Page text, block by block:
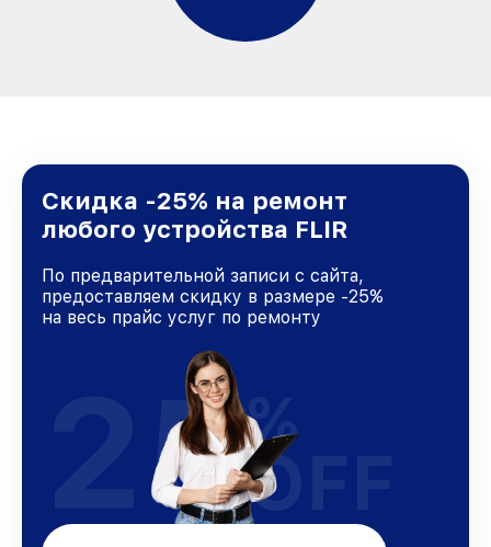
Скидка -25% на ремонт
любого устройства FLIR
По предварительной записи с сайта,
предоставляем скидку в размере -25%
на весь прайс услуг по ремонту
25%
OFF